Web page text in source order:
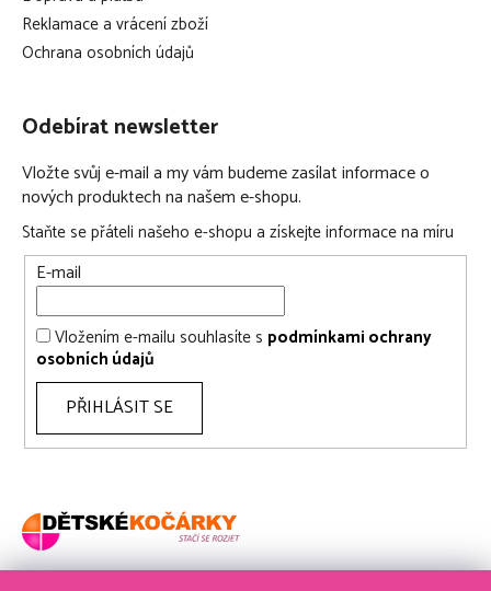
Reklamace a vrácení zboží
Ochrana osobních údajů
Odebírat newsletter
Vložte svůj e-mail a my vám budeme zasílat informace o
nových produktech na našem e-shopu.
Staňte se přáteli našeho e-shopu a získejte informace na míru
E-mail
Vložením e-mailu souhlasíte s podmínkami ochrany
osobních údajů
PŘIHLÁSIT SE